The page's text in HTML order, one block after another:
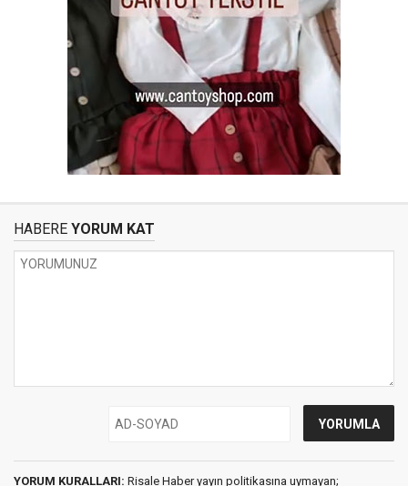
HABERE YORUM KAT
YORUM KURALLARI: Risale Haber yayın politikasına uymayan;